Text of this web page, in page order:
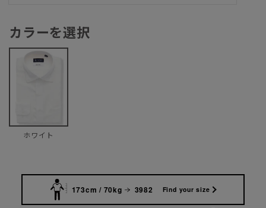
カラーを選択
ホワイト
173cm / 70kg 3982 Find your size